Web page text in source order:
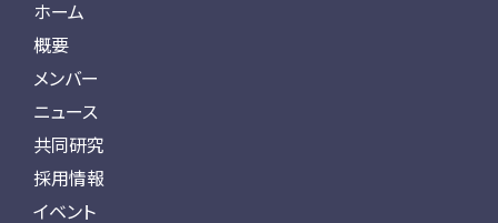
ホーム
概要
メンバー
ニュース
共同研究
採用情報
イベント